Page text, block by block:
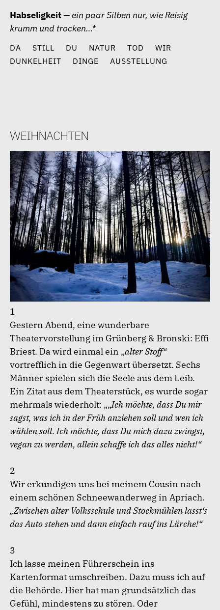
Inhalt
springen
Habseligkeit— ein paar Silben nur, wie Reisig
krumm und trocken…*
DA STILL DU NATUR TOD
WIR
DUNKELHEIT
DINGE AUSSTELLUNG
weihnachten
1
Gestern Abend, eine wunderbare
Theatervorstellung im Grünberg & Bronski: Effi
Briest. Da wird einmal ein „alter Stoff“
vortrefflich in die Gegenwart übersetzt. Sechs
Männer spielen sich die Seele aus dem Leib.
Ein Zitat aus dem Theaterstück, es wurde sogar
mehrmals wiederholt: „„Ich möchte, dass Du mir
sagst, was ich in der Früh anziehen soll und wen ich
wählen soll. Ich möchte, dass Du mich dazu zwingst,
vegan zu werden, allein schaffe ich das alles nicht!“
2
Wir erkundigen uns bei meinem Cousin nach
einem schönen Schneewanderweg in Apriach.
„Zwischen alter Volksschule und Stockmühlen lasst‘s
das Auto stehen und dann einfach rauf ins Lärche!“
3
Ich lasse meinen Führerschein ins
Kartenformat umschreiben. Dazu muss ich auf
die Behörde. Hier hat man grundsätzlich das
Gefühl, mindestens zu stören. Oder